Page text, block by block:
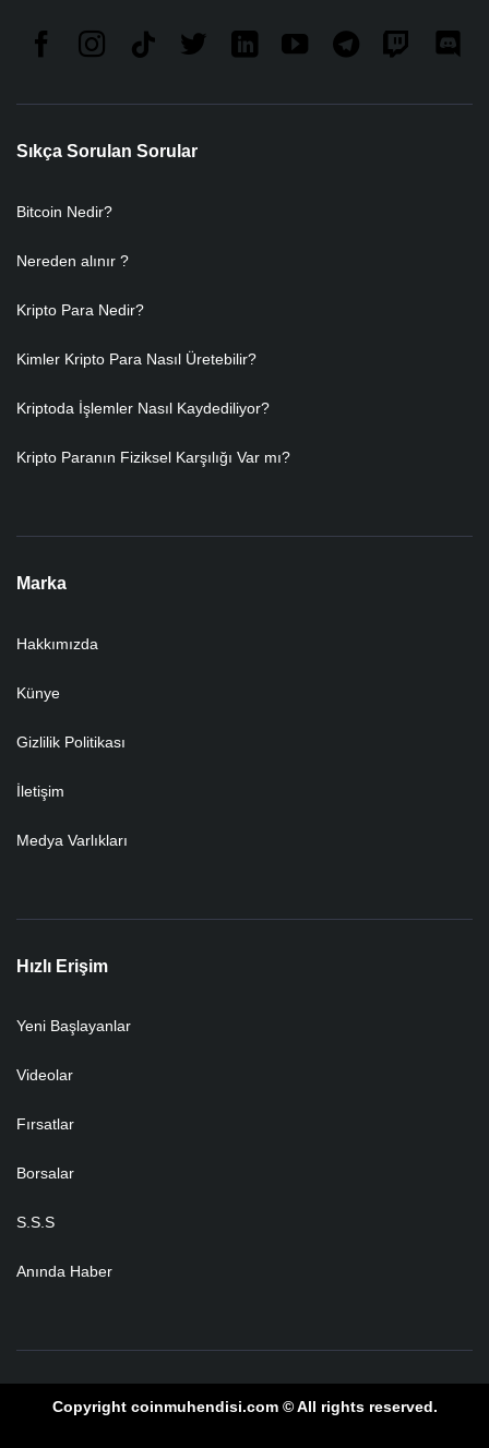
Sıkça Sorulan Sorular
Bitcoin Nedir?
Nereden alınır ?
Kripto Para Nedir?
Kimler Kripto Para Nasıl Üretebilir?
Kriptoda İşlemler Nasıl Kaydediliyor?
Kripto Paranın Fiziksel Karşılığı Var mı?
Marka
Hakkımızda
Künye
Gizlilik Politikası
İletişim
Medya Varlıkları
Hızlı Erişim
Yeni Başlayanlar
Videolar
Fırsatlar
Borsalar
S.S.S
Anında Haber
Copyright coinmuhendisi.com © All rights reserved.